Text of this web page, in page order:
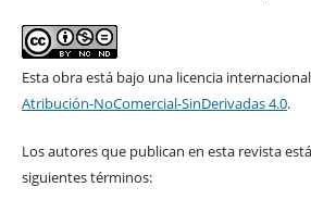
Esta obra está bajo una licencia internacional
Atribución-NoComercial-SinDerivadas 4.0.
Los autores que publican en esta revista
siguientes términos: